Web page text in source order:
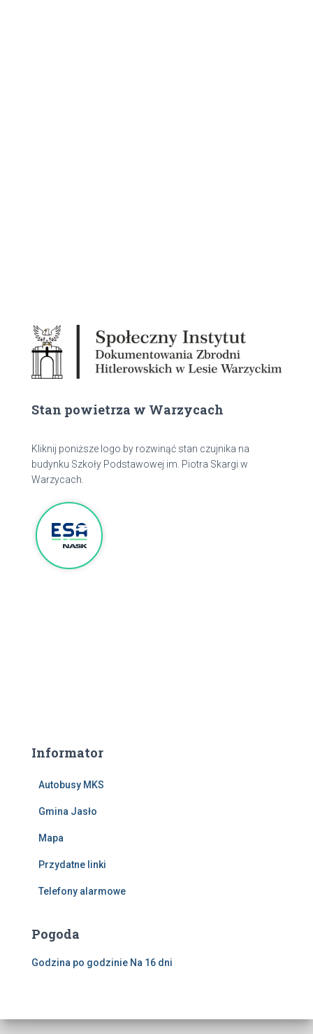
Stan powietrza w Warzycach
Kliknij poniższe logo by rozwinąć stan czujnika na
budynku Szkoły Podstawowej im. Piotra Skargi w
Warzycach.
Informator
Autobusy MKS
Gmina Jasło
Mapa
Przydatne linki
Telefony alarmowe
Pogoda
Godzina po godzinie Na 16 dni